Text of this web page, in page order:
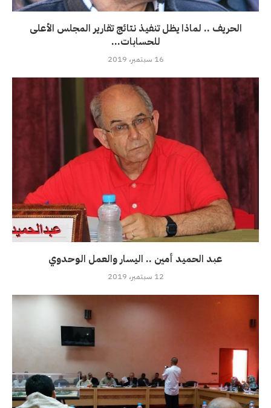
الحريف .. لماذا يظل تنفيذ نتائج تقارير المجلس الأعلى
للحسابات...
16 سبتمبر، 2019
عبد الحميد أمين .. اليسار والعمل الوحدوي
12 سبتمبر، 2019